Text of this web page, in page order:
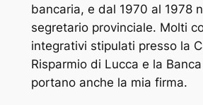
bancaria, e dal 1970 al 1978
segretario provinciale. Molti
integrativi stipulati presso la
Risparmio di Lucca e la
portano anche la mia firma.